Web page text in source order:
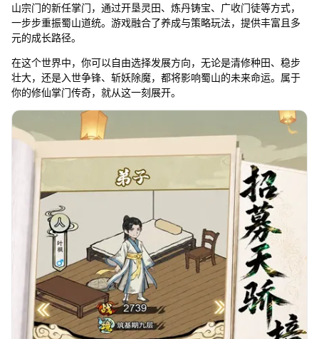
山宗门的新任掌门，通过开垦灵田、炼丹铸宝、广收门徒等方式，
一步步重振蜀山道统。游戏融合了养成与策略玩法，提供丰富且多
元的成长路径。
在这个世界中，你可以自由选择发展方向，无论是清修种田、稳步
壮大，还是入世争锋、斩妖除魔，都将影响蜀山的未来命运。属于
你的修仙掌门传奇，就从这一刻展开。